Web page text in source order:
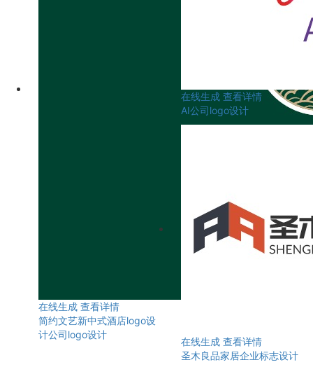
在线生成 查看详情
简约文艺新中式酒店logo设
计公司logo设计
在线生成 查看详情
AI公司logo设计
在线生成 查看详情
圣木良品家居企业标志设计